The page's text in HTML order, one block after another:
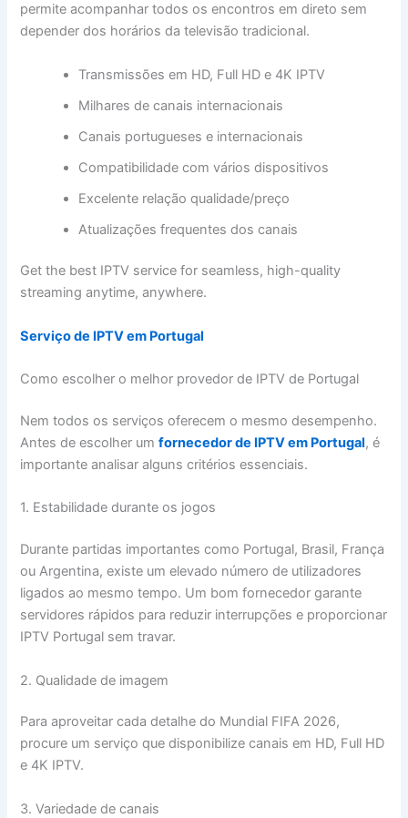
permite acompanhar todos os encontros em direto sem
depender dos horários da televisão tradicional.
Transmissões em HD, Full HD e 4K IPTV
Milhares de canais internacionais
Canais portugueses e internacionais
Compatibilidade com vários dispositivos
Excelente relação qualidade/preço
Atualizações frequentes dos canais
Get the best IPTV service for seamless, high-quality
streaming anytime, anywhere.
Serviço de IPTV em Portugal
Como escolher o melhor provedor de IPTV de Portugal
Nem todos os serviços oferecem o mesmo desempenho.
Antes de escolher umfornecedor de IPTV em Portugal, é
importante analisar alguns critérios essenciais.
1. Estabilidade durante os jogos
Durante partidas importantes como Portugal, Brasil, França
ou Argentina, existe um elevado número de utilizadores
ligados ao mesmo tempo. Um bom fornecedor garante
servidores rápidos para reduzir interrupções e proporcionar
IPTV Portugal sem travar.
2. Qualidade de imagem
Para aproveitar cada detalhe do Mundial FIFA 2026,
procure um serviço que disponibilize canais em HD, Full HD
e 4K IPTV.
3. Variedade de canais